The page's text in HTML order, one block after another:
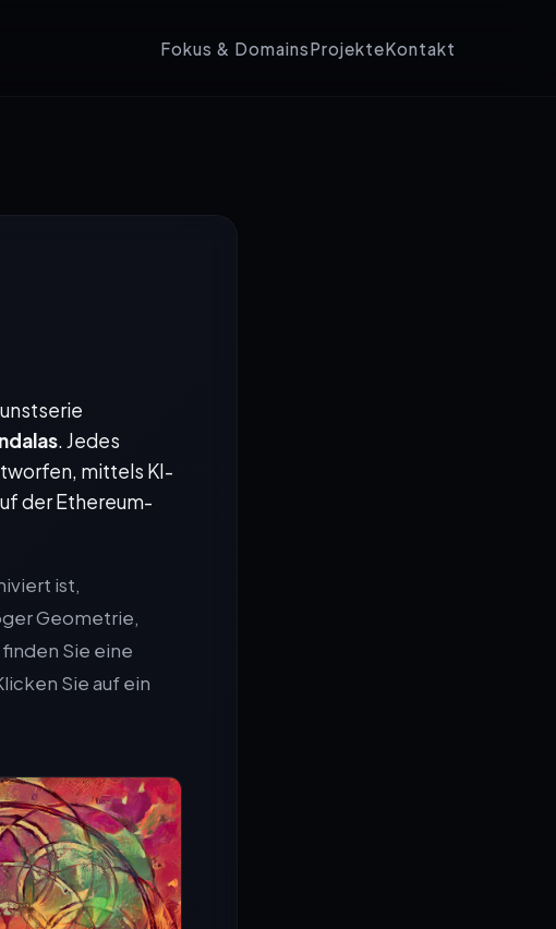
Fokus & DomainsProjekteKontakt
. Jedes
mittels KI-
der Ethereum-
ist,
Geometrie,
Sie eine
Sie auf ein